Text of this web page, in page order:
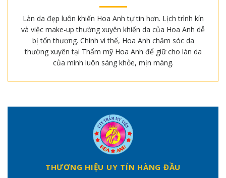
Làn da đẹp luôn khiến Hoa Anh tự tin hơn. Lịch trình kín
và việc make-up thường xuyên khiến da của Hoa Anh dễ
bị tổn thương. Chính vì thế, Hoa Anh chăm sóc da
thường xuyên tại Thẩm mỹ Hoa Anh để giữ cho làn da
của mình luôn sáng khỏe, mịn màng.
THƯƠNG HIỆU UY TÍN HÀNG ĐẦU